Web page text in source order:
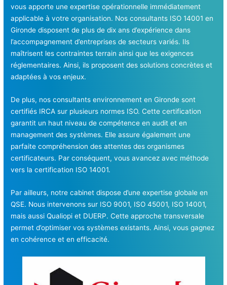
vous apporte une expertise opérationnelle immédiatement
applicable à votre organisation. Nos consultants ISO 14001 en
Gironde disposent de plus de dix ans d’expérience dans
l’accompagnement d’entreprises de secteurs variés. Ils
maîtrisent les contraintes terrain ainsi que les exigences
réglementaires. Ainsi, ils proposent des solutions concrètes et
adaptées à vos enjeux.
De plus, nos consultants environnement en Gironde sont
certifiés IRCA sur plusieurs normes ISO. Cette certification
garantit un haut niveau de compétence en audit et en
management des systèmes. Elle assure également une
parfaite compréhension des attentes des organismes
certificateurs. Par conséquent, vous avancez avec méthode
vers la certification ISO 14001.
Par ailleurs, notre cabinet dispose d’une expertise globale en
QSE. Nous intervenons sur ISO 9001, ISO 45001, ISO 14001,
mais aussi Qualiopi et DUERP. Cette approche transversale
permet d’optimiser vos systèmes existants. Ainsi, vous gagnez
en cohérence et en efficacité.